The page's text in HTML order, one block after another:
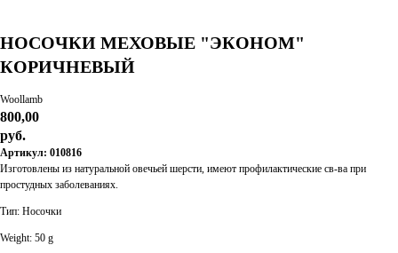
НОСОЧКИ МЕХОВЫЕ "ЭКОНОМ"
КОРИЧНЕВЫЙ
Woollamb
800,00
руб.
Артикул: 010816
Изготовлены из натуральной овечьей шерсти, имеют профилактические св-ва при
простудных заболеваниях.
Тип: Носочки
Weight: 50 g